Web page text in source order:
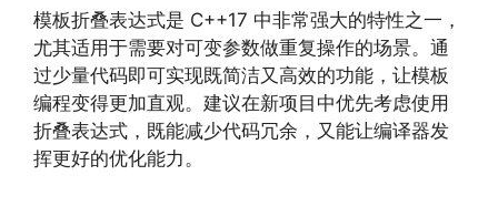
模板折叠表达式是 C++17 中非常强大的特性之一，
尤其适用于需要对可变参数做重复操作的场景。通
过少量代码即可实现既简洁又高效的功能，让模板
编程变得更加直观。建议在新项目中优先考虑使用
折叠表达式，既能减少代码冗余，又能让编译器发
挥更好的优化能力。